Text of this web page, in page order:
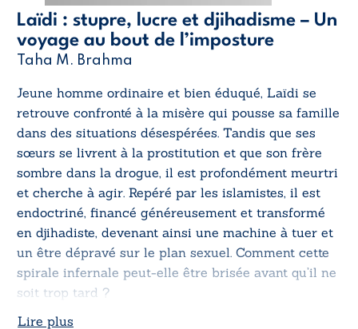
Laïdi : stupre, lucre et djihadisme – Un
voyage au bout de l’imposture
Taha M. Brahma
Jeune homme ordinaire et bien éduqué, Laïdi se
retrouve confronté à la misère qui pousse sa famille
dans des situations désespérées. Tandis que ses
sœurs se livrent à la prostitution et que son frère
sombre dans la drogue, il est profondément meurtri
et cherche à agir. Repéré par les islamistes, il est
endoctriné, financé généreusement et transformé
en djihadiste, devenant ainsi une machine à tuer et
un être dépravé sur le plan sexuel. Comment cette
spirale infernale peut-elle être brisée avant qu’il ne
soit trop tard ?
Lire plus